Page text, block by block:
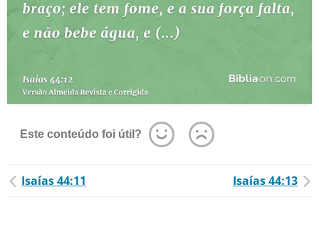
Este conteúdo foi útil?
Isaías 44:11 Isaías 44:13